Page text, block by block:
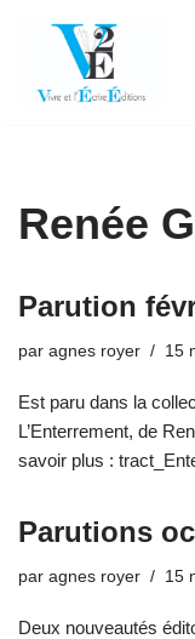
au
Renée
Parution
par agnes royer 15
Est paru dans la
L’Enterrement, de
savoir plus :
Parutions
par agnes royer 15
Deux nouveautés